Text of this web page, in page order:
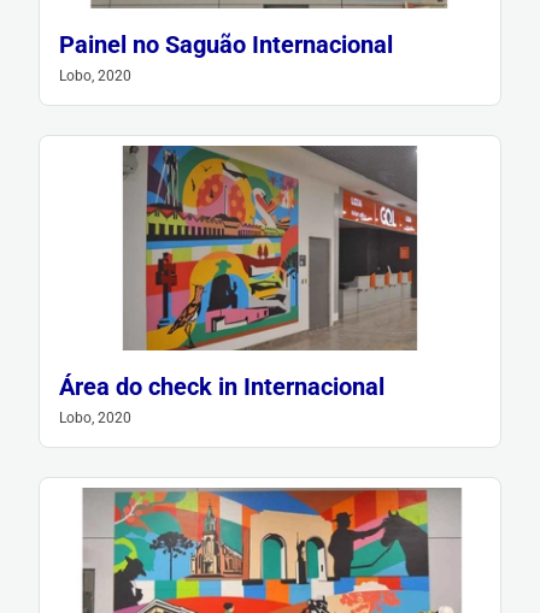
Painel no Saguão Internacional
Lobo, 2020
Área do check in Internacional
Lobo, 2020